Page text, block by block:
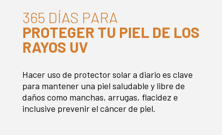
365 DÍAS PARA
PROTEGER TU PIEL DE LOS
RAYOS UV
Hacer uso de protector solar a diario es clave
para mantener una piel saludable y libre de
daños como manchas, arrugas, flacidez e
inclusive prevenir el cáncer de piel.